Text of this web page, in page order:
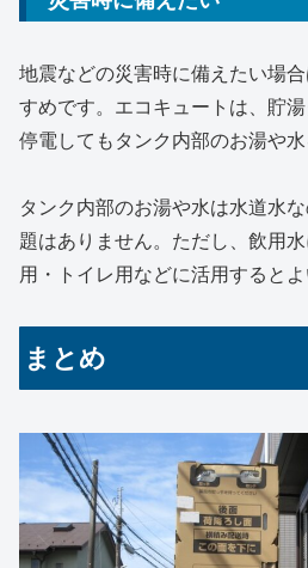
地震などの災害時に備えたい場
すめです。エコキュートは、貯
停電してもタンク内部のお湯や水
タンク内部のお湯や水は水道水
題はありません。ただし、飲用
用・トイレ用などに活用するとよ
まとめ